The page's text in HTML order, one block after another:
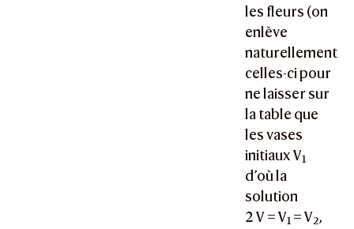
les fleurs (on
enlève
naturellement
celles-ci pour
ne laisser sur
la table que
les vases
initiaux V1
d’où la
solution
2 V = V1 = V2,